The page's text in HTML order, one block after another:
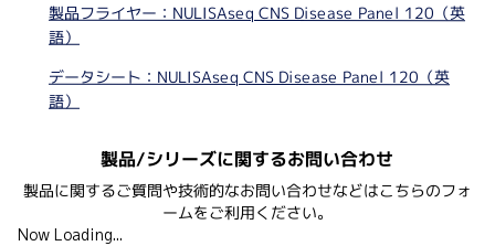
製品フライヤー：NULISAseq CNS Disease Panel 120（英
語）
データシート：NULISAseq CNS Disease Panel 120（英
語）
製品/シリーズに関するお問い合わせ
製品に関するご質問や技術的なお問い合わせなどはこちらのフォ
ームをご利用ください。
Now Loading...